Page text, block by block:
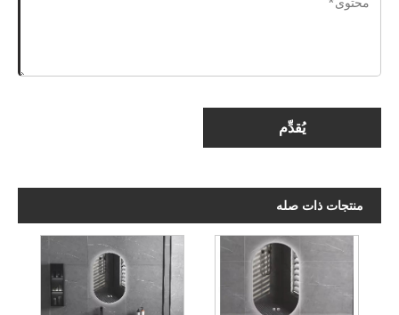
يُقدِّم
منتجات ذات صله